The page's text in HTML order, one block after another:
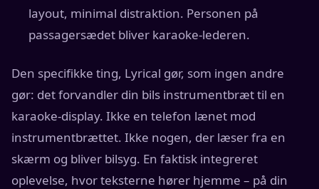
layout, minimal distraktion. Personen på
passagersædet bliver karaoke-lederen.
Den specifikke ting, Lyrical gør, som ingen andre
gør: det forvandler din bils instrumentbræt til en
karaoke-display. Ikke en telefon lænet mod
instrumentbrættet. Ikke nogen, der læser fra en
skærm og bliver bilsyg. En faktisk integreret
oplevelse, hvor teksterne hører hjemme – på din